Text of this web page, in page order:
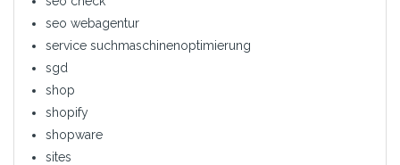
seo webagentur
service suchmaschinenoptimierung
sgd
shop
shopify
shopware
sites